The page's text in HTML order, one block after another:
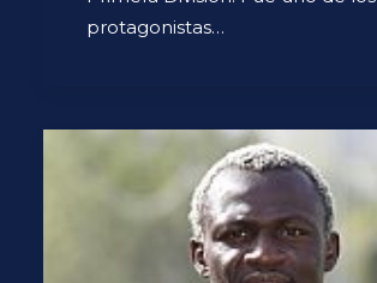
protagonistas…